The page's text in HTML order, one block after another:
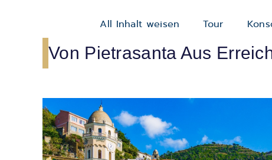
All Inhalt weisen Tour
Von Pietrasanta Aus